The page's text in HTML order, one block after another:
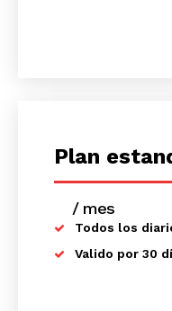
Plan
/ mes
Todos los
Valido por 30